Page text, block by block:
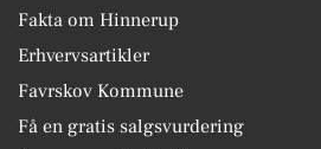
Fakta om Hinnerup
Erhvervsartikler
Favrskov Kommune
Få en gratis salgsvurdering